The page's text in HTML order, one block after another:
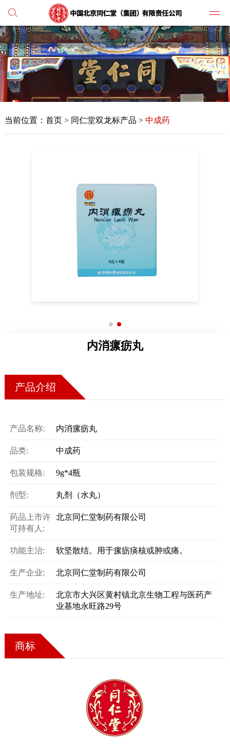
党建
人才
当前位置： 首页> 同仁堂双龙标产品 > 中成药
内消瘰疬丸
产品介绍
产品名称: 内消瘰疬丸
品类: 中成药
包装规格: 9g*4瓶
剂型: 丸剂（水丸）
药品上市许
可持有人:
北京同仁堂制药有限公司
功能主治: 软坚散结。用于瘰疬痰核或肿或痛。
生产企业: 北京同仁堂制药有限公司
生产地址:
北京市大兴区黄村镇北京生物工程与医药产
业基地永旺路29号
商标